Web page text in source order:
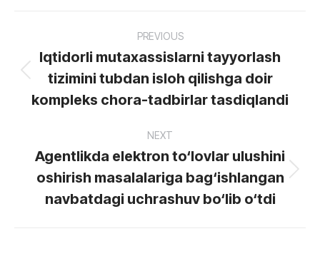
navigation
PREVIOUS
Previous
post:
Iqtidorli mutaxassislarni tayyorlash
tizimini tubdan isloh qilishga doir
kompleks chora-tadbirlar tasdiqlandi
NEXT
Next
post:
Agentlikda elektron to‘lovlar ulushini
oshirish masalalariga bag‘ishlangan
navbatdagi uchrashuv bo‘lib o‘tdi